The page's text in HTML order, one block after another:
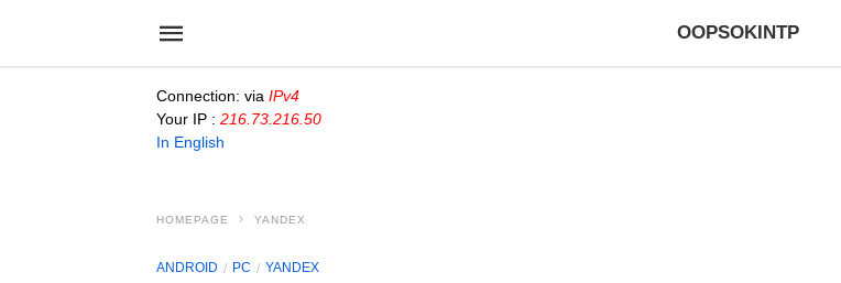
OOPSOKINTP
Connection: via IPv4
Your IP : 216.73.216.50
In English
HOMEPAGE YANDEX
ANDROID PC YANDEX